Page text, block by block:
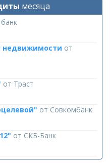
месяца
недвижимости от
от Траст
от Совкомбанк
от СКБ-Банк